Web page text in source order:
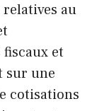
au
et
sur une
cotisations